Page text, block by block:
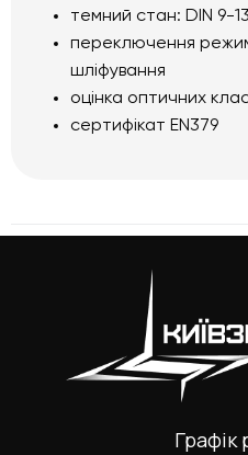
темний стан: DIN 9-13
переключення
шліфування
оцінка оптичних
сертифікат EN379
Графік